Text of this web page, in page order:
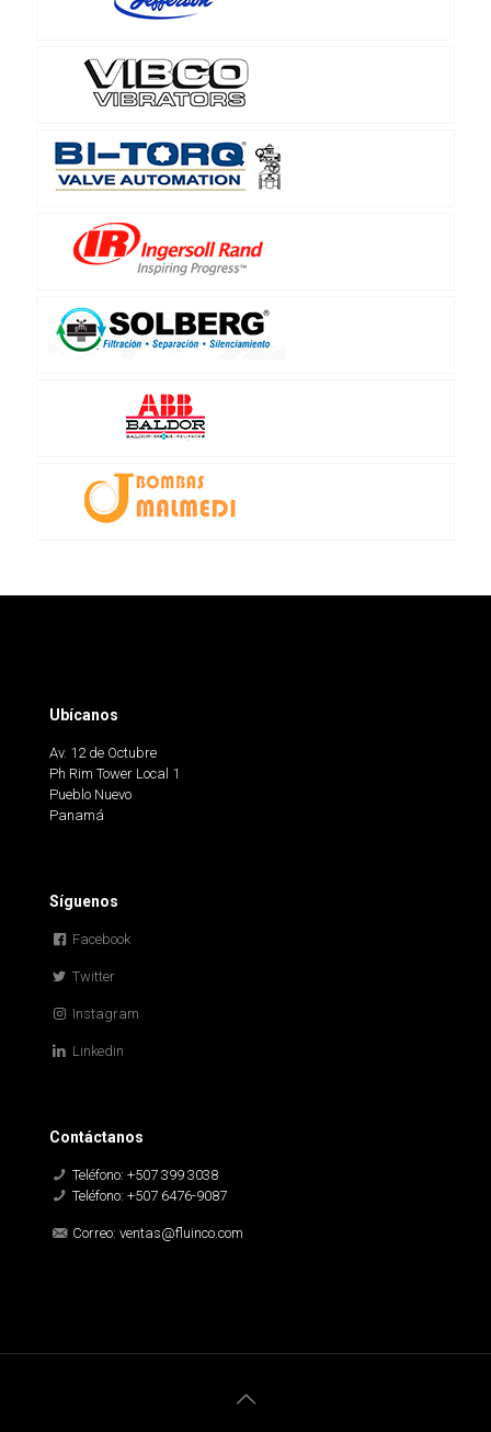
Ubícanos
Av. 12 de Octubre
Ph Rim Tower Local 1
Pueblo Nuevo
Panamá
Síguenos
Facebook
Twitter
Instagram
Linkedin
Contáctanos
Teléfono: +507 399 3038
Teléfono: +507 6476-9087
Correo: ventas@fluinco.com